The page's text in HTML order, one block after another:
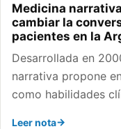
Medicina
cambiar la
pacientes en la
Desarrollada en
narrativa propone
como habilidades
Leer nota